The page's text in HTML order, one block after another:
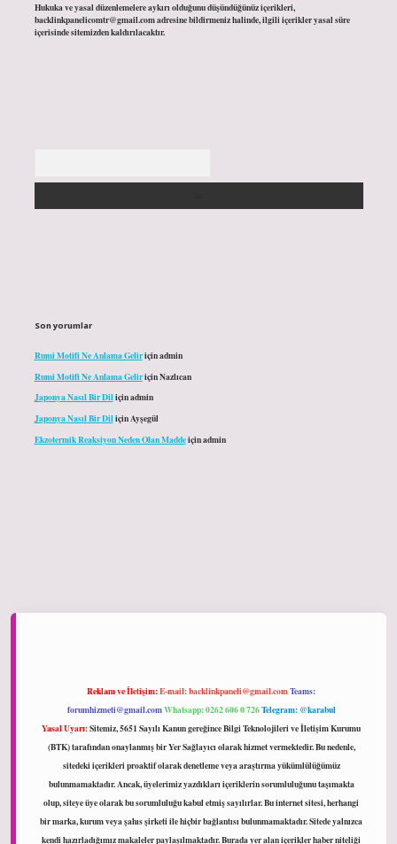
Hukuka ve yasal düzenlemelere aykırı olduğunu düşündüğünüz içerikleri,
backlinkpanelicomtr@gmail.comadresine bildirmeniz halinde, ilgili içerikler yasal süre
içerisinde sitemizden kaldırılacaktır.
Son yorumlar
Rumi Motifi Ne Anlama Geliriçinadmin
Rumi Motifi Ne Anlama GeliriçinNazlıcan
Japonya Nasıl Bir Diliçinadmin
Japonya Nasıl Bir DiliçinAyşegül
Ekzotermik Reaksiyon Neden Olan Maddeiçinadmin
Reklam ve İletişim:E-mail:backlinkpaneli@gmail.comTeams:
forumhizmeti@gmail.comWhatsapp: 0262 606 0 726Telegram: @karabul
Yasal Uyarı:Sitemiz, 5651 Sayılı Kanun gereğince Bilgi Teknolojileri ve İletişim Kurumu
(BTK) tarafından onaylanmış bir Yer Sağlayıcı olarak hizmet vermektedir. Bu nedenle,
sitedeki içerikleri proaktif olarak denetleme veya araştırma yükümlülüğümüz
bulunmamaktadır. Ancak, üyelerimiz yazdıkları içeriklerin sorumluluğunu taşımakta
olup, siteye üye olarak bu sorumluluğu kabul etmiş sayılırlar. Bu internet sitesi, herhangi
bir marka, kurum veya şahıs şirketi ile hiçbir bağlantısı bulunmamaktadır. Sitede yalnızca
kendi hazırladığımız makaleler paylaşılmaktadır. Burada yer alan içerikler haber niteliği